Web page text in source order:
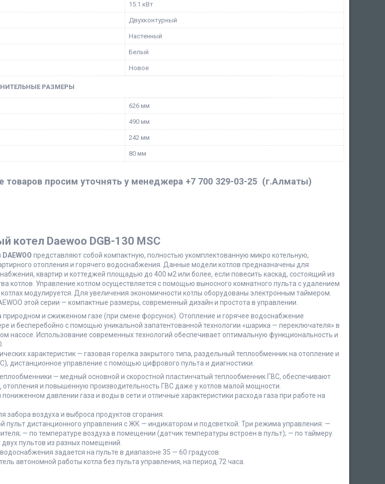
15.1 кВт
Двухконтурный
Настенный
Белый
Новое
РАЗМЕРЫ
626 мм
490 мм
242 мм
80 мм
товаров просим уточнять у менеджера +7 700 329-03-25 (г.Алматы)
котел Daewoo DGB-130 MSC
представляют собой компактную, полностью укомплектованную микро котельную,
отопления и горячего водоснабжения. Данные модели котлов предназначены для
квартир и коттеджей площадью до 400 м2 или более, если повесить каскад, состоящий из
котлов. Управление котлом осуществляется с помощью выносного комнатного пульта с удалением
котлах модулируется. Для увеличения экономичности котлы оборудованы электронным таймером.
этой серии — компактные размеры, современный дизайн и простота в управлении.
природном и сжиженном газе (при смене форсунок). Отопление и горячее водоснабжение
и бесперебойно с помощью уникальной запатентованной технологии «шарика — переключателя» в
насосе. Использование современных технологий обеспечивает оптимальную функциональность и
характеристик — газовая горелка закрытого типа, раздельный теплообменник на отопление и
дистанционное управление с помощью цифрового пульта и диагностики.
— медный основной и скоростной пластинчатый теплообменник ГВС, обеспечивают
и повышенную производительность ГВС даже у котлов малой мощности.
давлении газа и воды в сети и отличные характеристики расхода газа при работе на
забора воздуха и выброса продуктов сгорания.
дистанционного управления с ЖК — индикатором и подсветкой. Три режима управления: —
— по температуре воздуха в помещении (датчик температуры встроен в пульт); — по таймеру.
пультов из разных помещений.
задается на пульте в диапазоне 35 — 60 градусов.
автономной работы котла без пульта управления, на период 72 часа.